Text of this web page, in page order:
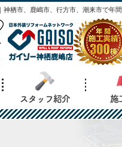
栖市、鹿嶋市、行方市、潮来市で年
スタッフ紹介 施